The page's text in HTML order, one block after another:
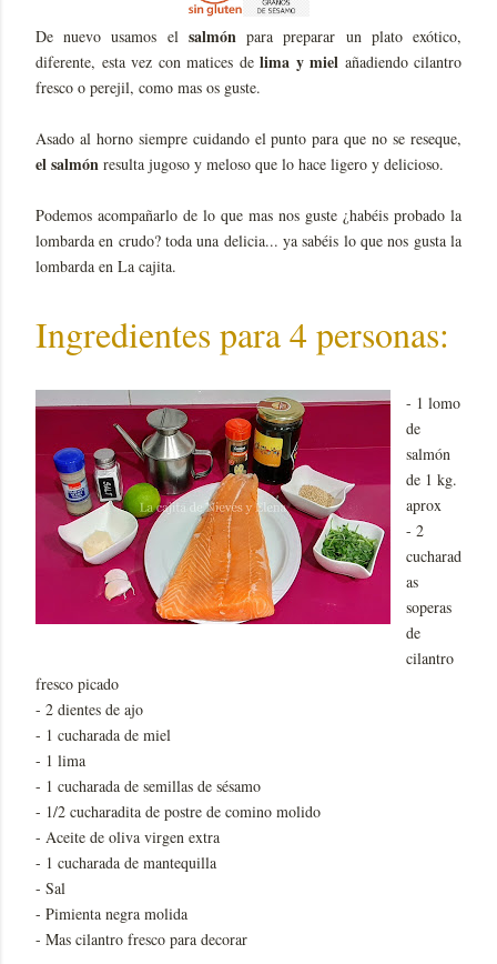
De nuevo usamos el salmónpara preparar un plato exótico,
diferente, esta vez con matices de lima y miel añadiendo cilantro
fresco o perejil, como mas os guste.
Asado al horno siempre cuidando el punto para que no se reseque,
el salmón resulta jugoso y meloso que lo hace ligero y delicioso.
Podemos acompañarlo de lo que mas nos guste ¿habéis probado la
lombarda en crudo? toda una delicia... ya sabéis lo que nos gusta la
lombarda en La cajita.
Ingredientes para 4 personas:
- 1 lomo
de
salmón
de 1 kg.
aprox
- 2
cucharad
as
soperas
de
cilantro
fresco picado
- 2 dientes de ajo
- 1 cucharada de miel
- 1 lima
- 1 cucharada de semillas de sésamo
- 1/2 cucharadita de postre de comino molido
- Aceite de oliva virgen extra
- 1 cucharada de mantequilla
- Sal
- Pimienta negra molida
- Mas cilantro fresco para decorar